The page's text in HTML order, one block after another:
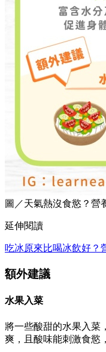
圖／天氣熱沒食慾？營
延伸閱讀
吃冰原來比喝冰飲好？
額外建議
水果入菜
將一些酸甜的水果入菜
爽，且酸味能刺激食慾